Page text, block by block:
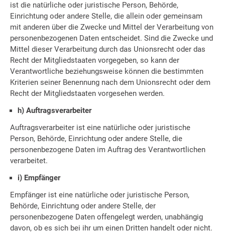
ist die natürliche oder juristische Person, Behörde,
Einrichtung oder andere Stelle, die allein oder gemeinsam
mit anderen über die Zwecke und Mittel der Verarbeitung von
personenbezogenen Daten entscheidet. Sind die Zwecke und
Mittel dieser Verarbeitung durch das Unionsrecht oder das
Recht der Mitgliedstaaten vorgegeben, so kann der
Verantwortliche beziehungsweise können die bestimmten
Kriterien seiner Benennung nach dem Unionsrecht oder dem
Recht der Mitgliedstaaten vorgesehen werden.
h) Auftragsverarbeiter
Auftragsverarbeiter ist eine natürliche oder juristische
Person, Behörde, Einrichtung oder andere Stelle, die
personenbezogene Daten im Auftrag des Verantwortlichen
verarbeitet.
i) Empfänger
Empfänger ist eine natürliche oder juristische Person,
Behörde, Einrichtung oder andere Stelle, der
personenbezogene Daten offengelegt werden, unabhängig
davon, ob es sich bei ihr um einen Dritten handelt oder nicht.